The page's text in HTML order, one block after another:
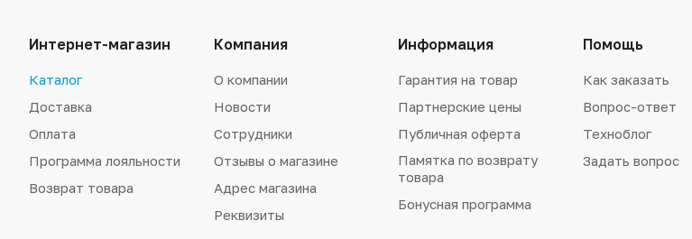
Интернет-магазин
Каталог
Доставка
Оплата
Программа лояльности
Возврат товара
Компания
О компании
Новости
Сотрудники
Отзывы о магазине
Адрес магазина
Реквизиты
Информация
Гарантия на товар
Партнерские цены
Публичная оферта
Памятка по возврату
товара
Бонусная программа
Помощь
Как заказать
Вопрос-ответ
Техноблог
Задать вопрос